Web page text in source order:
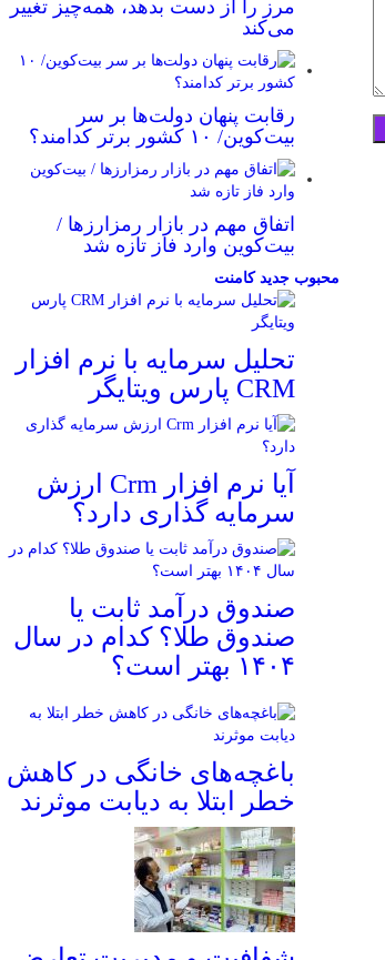
مرز را از دست بدهد، همه‌چیز تغییر
می‌کند
رقابت پنهان دولت‌ها بر سر
بیت‌کوین/ ۱۰ کشور برتر کدامند؟
اتفاق مهم در بازار رمزارزها /
بیت‌کوین وارد فاز تازه شد
محبوبجدیدکامنت
تحلیل سرمایه با نرم افزار
CRM پارس ویتایگر
آیا نرم افزار Crm ارزش
سرمایه گذاری دارد؟
صندوق درآمد ثابت یا
صندوق طلا؟ کدام در سال
۱۴۰۴ بهتر است؟
باغچه‌های خانگی در کاهش
خطر ابتلا به دیابت موثرند